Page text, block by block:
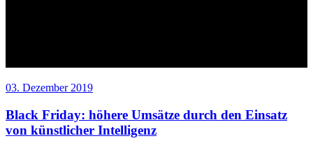
03. Dezember 2019
Black Friday: höhere Umsätze durch den Einsatz
von künstlicher Intelligenz